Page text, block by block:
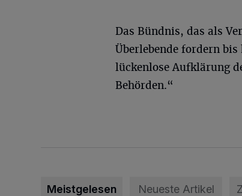
Das Bündnis, das als
Überlebende fordern bis
lückenlose Aufklärung
Behörden.“
Meistgelesen Neueste Artikel